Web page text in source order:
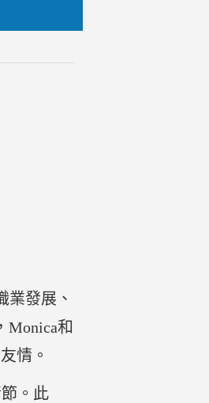
業發展、
Monica和
情。
。此